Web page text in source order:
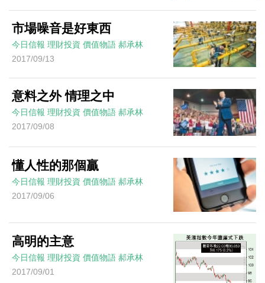
市場噪音是好東西
今日信報 理財投資 價值物語 郝承林
2017/09/13
意料之外 情理之中
今日信報 理財投資 價值物語 郝承林
2017/09/08
懂人性的那個贏
今日信報 理財投資 價值物語 郝承林
2017/09/06
高明的主意
今日信報 理財投資 價值物語 郝承林
2017/09/01